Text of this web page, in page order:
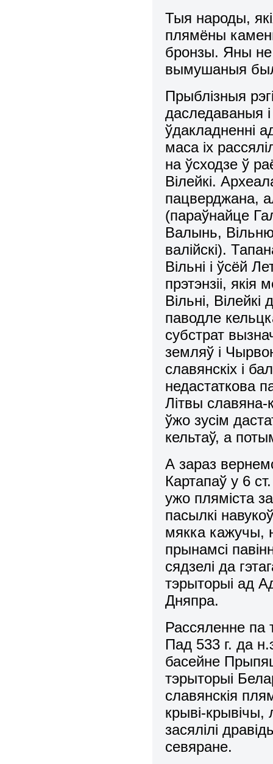
Тыя народы,
плямёны
бронзы. Яны не
вымушаныя
Прыблізныя
даследаваныя
ўдакладненні
маса іх
на ўсходзе ў
Вілейкі.
пацверджана,
(параўнайце
Валынь,
валійскі).
Вільні і ўсёй
прэтэнзіі, якія
Вільні, Вілейкі
паводле
субстрат
земляў і
славянскіх і
недастаткова
Літвы славяна-
ўжо зусім
кельтаў, а
А зараз
Картапаў у 6
ужо пляміста
пасылкі
мякка кажучы,
прынамсі
сядзелі да
тэрыторыі ад
Дняпра.
Рассяленне па
Пад 533 г. да
басейне
тэрыторыі
славянскія
крыві-крывічы,
засялілі
севяране.